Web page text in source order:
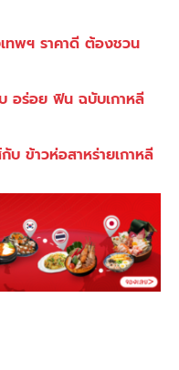
ทพฯ ราคาดี ต้องชวน
บ อร่อย ฟิน ฉบับเกาหลี
บ ข้าวห่อสาหร่ายเกาหลี